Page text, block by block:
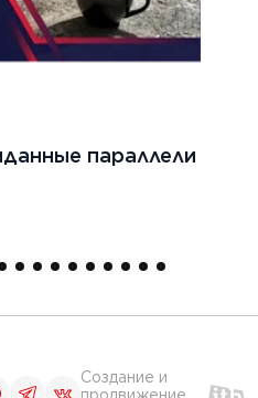
параллели
Создание и